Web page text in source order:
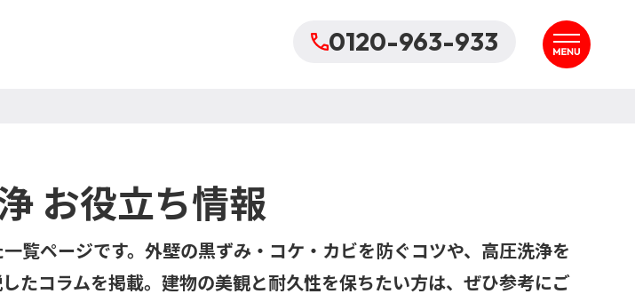
0120-963-933
お役立ち情報
覧ページです。外壁の黒ずみ・コケ・カビを防ぐコツや、高圧洗浄を
たコラムを掲載。建物の美観と耐久性を保ちたい方は、ぜひ参考にご